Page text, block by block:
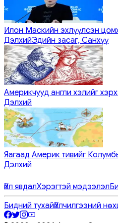
Илон Маскийн эхлүүлсэн
ДэлхийЭдийн засаг, Санхүү
Америкчууд англи хэлийг
Дэлхий
Яагаад Америк тивийг
Дэлхий
Үйл явдалХэрэгтэй мэдээлэл
Бидний тухайҮйлчилгээний